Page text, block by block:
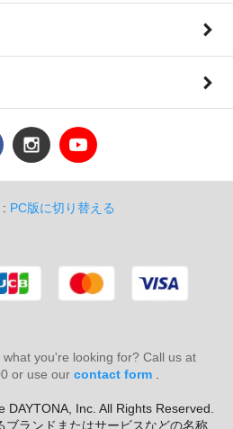
PC版に切り替える
what you're looking for? Call us at
or use our contact form.
Inc. All Rights Reserved.
ブランドまたはサービスなどの名称